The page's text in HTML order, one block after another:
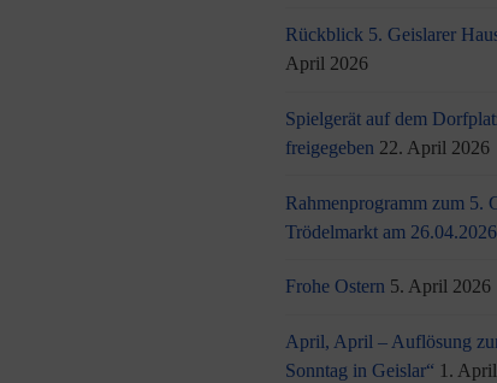
Rückblick 5. Geislarer
April 2026
Spielgerät auf dem
freigegeben 22. April 2026
Rahmenprogramm zum 5.
Trödelmarkt am 26.04.2026
Frohe Ostern 5. April 2026
April, April – Auflösung
Sonntag in Geislar“ 1.